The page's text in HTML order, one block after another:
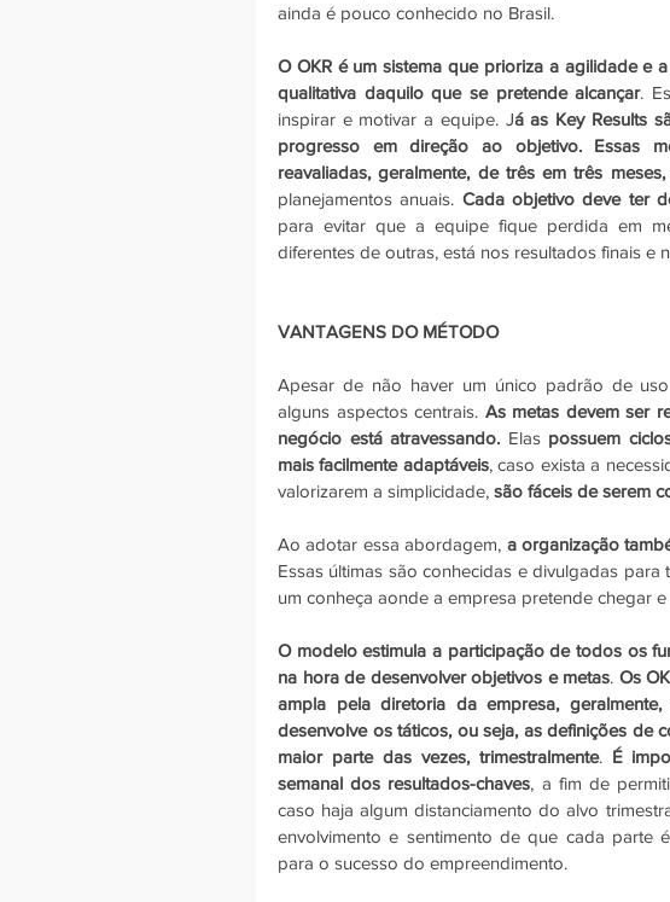
ainda é pouco conhecido no Brasil.
O OKR é um sistema que prioriza a agilidade e
qualitativa daquilo que se pretende alcançar.
inspirar e motivar a equipe. Já as Key Results
progresso em direção ao objetivo. Essas
reavaliadas, geralmente, de três em três meses,
planejamentos anuais. Cada objetivo deve ter
para evitar que a equipe fique perdida em
diferentes de outras, está nos resultados finais e
VANTAGENS DO MÉTODO
Apesar de não haver um único padrão de
alguns aspectos centrais. As metas devem ser
negócio está atravessando. Elas possuem
mais facilmente adaptáveis, caso exista a
valorizarem a simplicidade, são fáceis de serem
Ao adotar essa abordagem, a organização
Essas últimas são conhecidas e divulgadas
um conheça aonde a empresa pretende chegar
O modelo estimula a participação de todos os
na hora de desenvolver objetivos e metas. Os
ampla pela diretoria da empresa,
desenvolve os táticos, ou seja, as definições de
maior parte das vezes, trimestralmente. É
semanal dos resultados-chaves, a fim de
caso haja algum distanciamento do alvo
envolvimento e sentimento de que cada parte
para o sucesso do empreendimento.